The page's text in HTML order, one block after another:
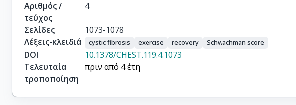
Αριθμός /
τεύχος
4
Σελίδες
1073-1078
Λέξεις-κλειδιά
cystic fibrosis exercise recovery Schwachman score
DOI
10.1378/CHEST.119.4.1073
Τελευταία
τροποποίηση
πριν από 4 έτη